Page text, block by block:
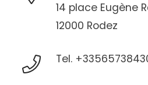
14 place Eugène
12000 Rodez
Tel.